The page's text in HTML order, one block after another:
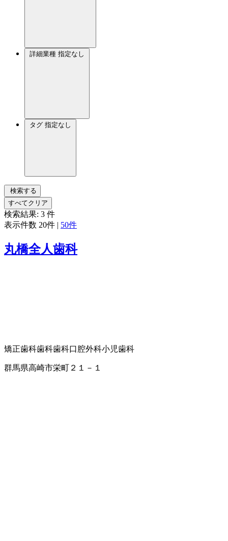
詳細業種 指定なし
タグ 指定なし
検索する
すべてクリア
検索結果: 3 件
表示件数 20件 | 50件
丸橋全人歯科
矯正歯科歯科歯科口腔外科小児歯科
群馬県高崎市栄町２１－１